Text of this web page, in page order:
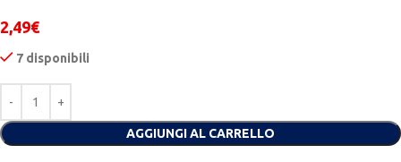
2,49€
7 disponibili
AGGIUNGI AL CARRELLO